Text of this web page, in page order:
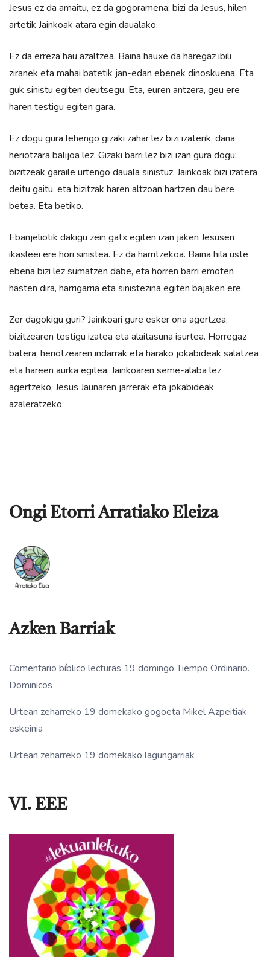
Jesus ez da amaitu, ez da gogoramena; bizi da Jesus, hilen
artetik Jainkoak atara egin daualako.
Ez da erreza hau azaltzea. Baina hauxe da haregaz ibili
ziranek eta mahai batetik jan-edan ebenek dinoskuena. Eta
guk sinistu egiten deutsegu. Eta, euren antzera, geu ere
haren testigu egiten gara.
Ez dogu gura lehengo gizaki zahar lez bizi izaterik, dana
heriotzara balijoa lez. Gizaki barri lez bizi izan gura dogu:
bizitzeak garaile urtengo dauala sinistuz. Jainkoak bizi izatera
deitu gaitu, eta bizitzak haren altzoan hartzen dau bere
betea. Eta betiko.
Ebanjeliotik dakigu zein gatx egiten izan jaken Jesusen
ikasleei ere hori sinistea. Ez da harritzekoa. Baina hila uste
ebena bizi lez sumatzen dabe, eta horren barri emoten
hasten dira, harrigarria eta sinistezina egiten bajaken ere.
Zer dagokigu guri? Jainkoari gure esker ona agertzea,
bizitzearen testigu izatea eta alaitasuna isurtea. Horregaz
batera, heriotzearen indarrak eta harako jokabideak salatzea
eta hareen aurka egitea, Jainkoaren seme-alaba lez
agertzeko, Jesus Jaunaren jarrerak eta jokabideak
azaleratzeko.
Ongi Etorri Arratiako Eleiza
Azken Barriak
Comentario bíblico lecturas 19 domingo Tiempo Ordinario.
Dominicos
Urtean zeharreko 19 domekako gogoeta Mikel Azpeitiak
eskeinia
Urtean zeharreko 19 domekako lagungarriak
VI. EEE